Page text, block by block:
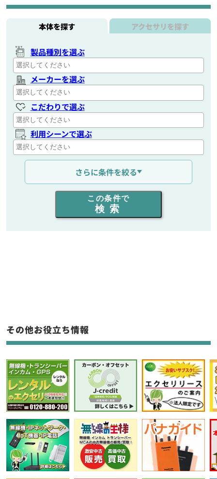
本体を探す アクセサリを探す
製品種別を選ぶ
メーカーを選ぶ
こだわりで選ぶ
利用シーンで選ぶ
通信距離を選ぶ
出力を選ぶ
同時通話人数を選ぶ
フリーワード入力(製品名等)
選択条件をリセット
さらに条件を絞る
この条件で
検索
その他お役立ち情報